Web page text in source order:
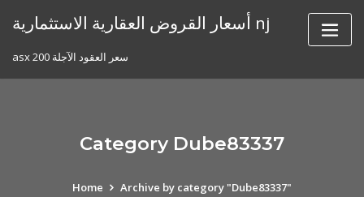
أسعار القروض العقارية الاستثمارية nj
asx 200 سعر العقود الآجلة
Category Dube83337
Home Archive by category "Dube83337"